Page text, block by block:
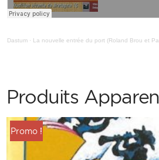
Dastum · La nouvelle entrée du port (Roland Brou et
Produits
Promo !